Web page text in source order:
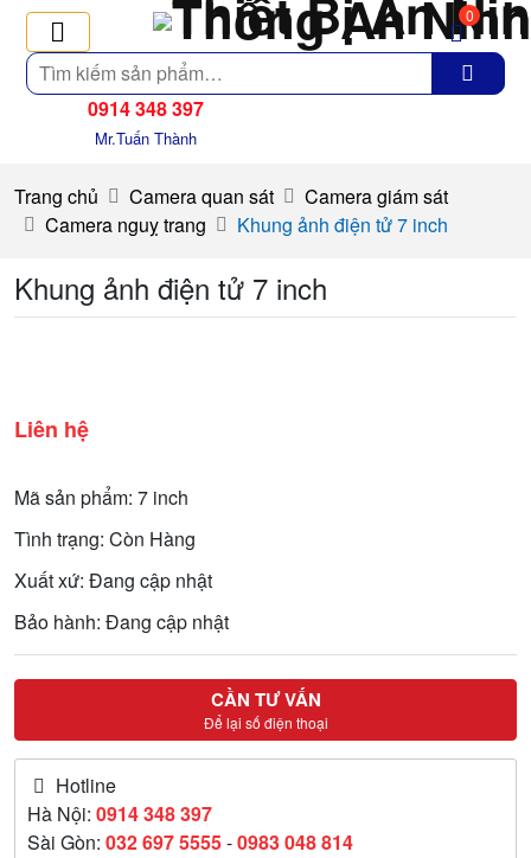
Tìm
kiếm
0
0914 348 397
Mr.Tuấn Thành
Trang chủ Camera quan sát
Camera giám sát
Camera nguỵ trang
Khung ảnh điện tử 7 inch
Khung ảnh điện tử 7 inch
Liên hệ
Mã sản phẩm: 7 inch
Tình trạng: Còn Hàng
Xuất xứ: Đang cập nhật
Bảo hành: Đang cập nhật
CẦN TƯ VẤN
Để lại số điện thoại
Hotline
Hà Nội: 0914 348 397
Sài Gòn: 032 697 5555-0983 048 814